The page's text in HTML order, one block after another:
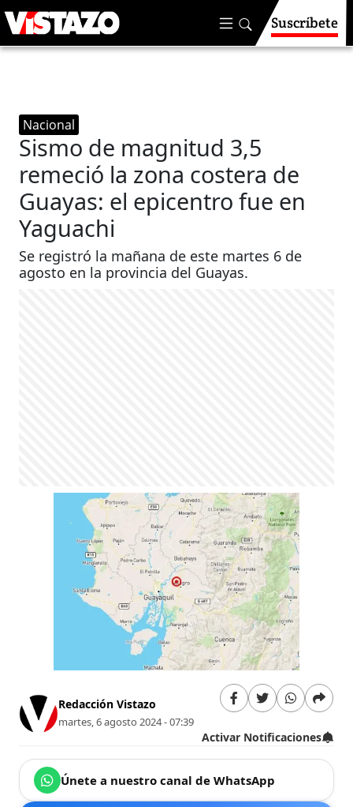
Suscríbete
Nacional
Sismo de magnitud 3,5
remeció la zona costera de
Guayas: el epicentro fue en
Yaguachi
Se registró la mañana de este martes 6 de
agosto en la provincia del Guayas.
Redacción Vistazo
martes, 6 agosto 2024 - 07:39
Activar Notificaciones
Únete a nuestro canal de WhatsApp